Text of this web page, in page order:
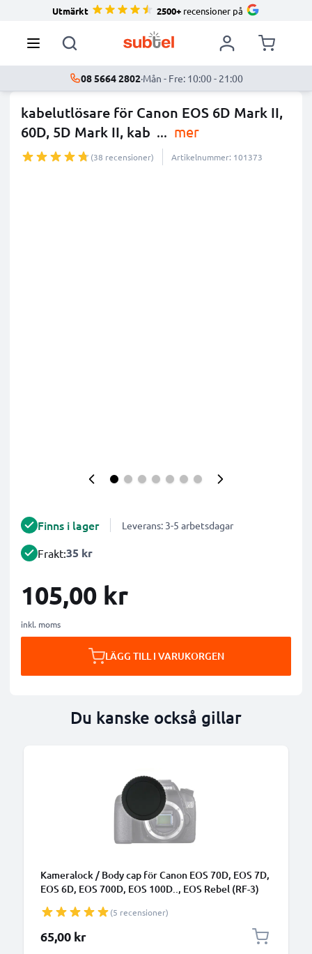
Utmärkt 2500+ recensioner på
08 5664 2802·Mån - Fre: 10:00 - 21:00
kabelutlösare för Canon EOS 6D Mark II,
60D, 5D Mark II, kab ... mer
(38 recensioner) Artikelnummer: 101373
Finns i lager Leverans: 3-5 arbetsdagar
Frakt:35 kr
105,00 kr
inkl. moms
LÄGG TILL I VARUKORGEN
Du kanske också gillar
Kameralock / Body cap för Canon EOS 70D, EOS 7D,
EOS 6D, EOS 700D, EOS 100D.., EOS Rebel (RF-3)
EOS EF, EF-S Mount cover - effektivt skydd mot
smuts för ditt kamerahus
(5 recensioner)
65,00 kr